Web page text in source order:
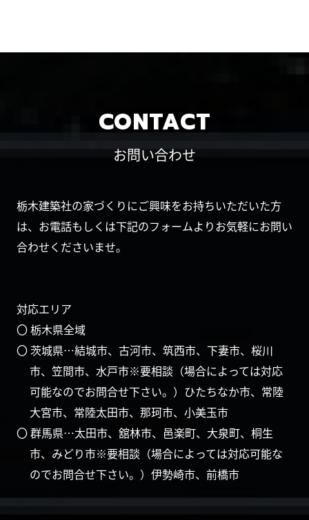
CONTACT
お問い合わせ
栃木建築社の家づくりにご興味をお持ちいただいた方
は、お電話もしくは下記のフォームよりお気軽にお問い
合わせくださいませ。
対応エリア
〇 栃木県全域
〇 茨城県…結城市、古河市、筑西市、下妻市、桜川
市、笠間市、水戸市※要相談（場合によっては対応
可能なのでお問合せ下さい。）ひたちなか市、常陸
大宮市、常陸太田市、那珂市、小美玉市
〇 群馬県…太田市、舘林市、邑楽町、大泉町、桐生
市、みどり市※要相談（場合によっては対応可能な
のでお問合せ下さい。）伊勢崎市、前橋市